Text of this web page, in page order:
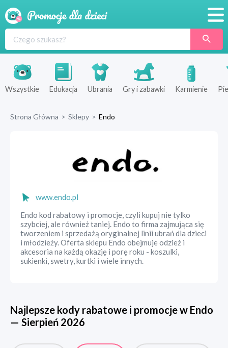
Produkty
Sklepy
Wszystkie Edukacja Ubrania Gry i zabawki Karmienie
Strona Główna > Sklepy > Endo
www.endo.pl
Endo kod rabatowy i promocje, czyli kupuj nie tylko
szybciej, ale również taniej. Endo to firma zajmująca się
tworzeniem i sprzedażą oryginalnej linii ubrań dla dzieci
i młodzieży. Oferta sklepu Endo obejmuje odzież i
akcesoria na każdą okazję i porę roku - koszulki,
sukienki, swetry, kurtki i wiele innych.
Najlepsze kody rabatowe i promocje w Endo
— Sierpień 2026